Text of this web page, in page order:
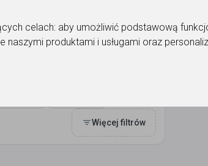
celach: aby umożliwić podstawową
naszymi produktami i usługami oraz
Więcej filtrów